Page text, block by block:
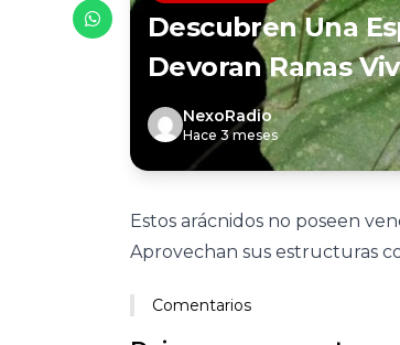
Descubren Una
Devoran Ranas
NexoRadio
Hace 3 meses
Estos arácnidos no poseen
Aprovechan sus estructuras
Comentarios